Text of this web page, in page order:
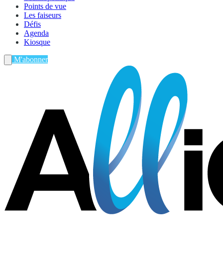
Points de vue
Les faiseurs
Défis
Agenda
Kiosque
M'abonner